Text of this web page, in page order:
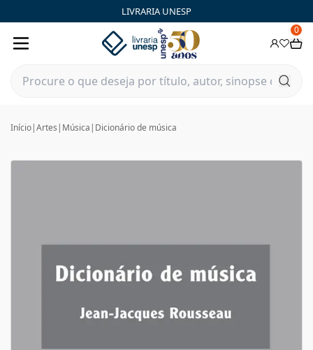
LIVRARIA UNESP
0
Início|Artes | Música | Dicionário de música